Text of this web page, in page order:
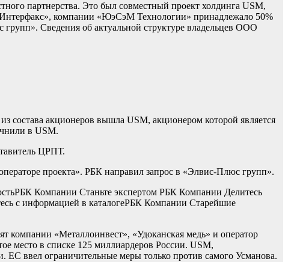
партнерства. Это был совместный проект холдинга USM,
компании «ЮэСэМ Технологии» принадлежало 50%
Сведения об актуальной структуре владельцев ООО
состава акционеров вышла USM, акционером которой является
в USM.
ЦРПТ.
проекта». РБК направил запрос в «Элвис-Плюс групп».
РБК Компании Станьте экспертом РБК Компании Делитесь
с информацией в каталогеРБК Компании Старейшие
компании «Металлоинвест», «Удоканская медь» и оператор
место в списке 125 миллиардеров России. USM,
ввел ограничительные меры только против самого Усманова.